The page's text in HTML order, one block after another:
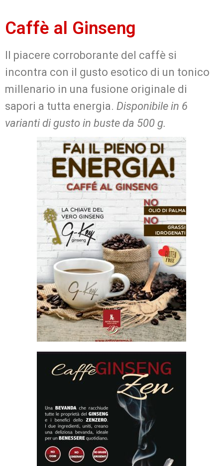
Caffè al Ginseng
Il piacere corroborante del caffè si
incontra con il gusto esotico di un tonico
millenario in una fusione originale di
sapori a tutta energia. Disponibile in 6
varianti di gusto in buste da 500 g.